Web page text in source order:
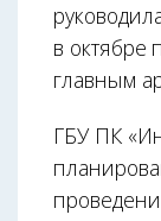
в октябре
главным
ГБУ ПК